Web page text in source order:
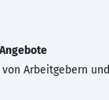
Arbeitgebern